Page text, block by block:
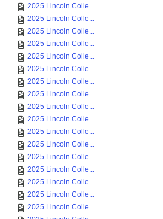
2025 Lincoln Colle...
2025 Lincoln Colle...
2025 Lincoln Colle...
2025 Lincoln Colle...
2025 Lincoln Colle...
2025 Lincoln Colle...
2025 Lincoln Colle...
2025 Lincoln Colle...
2025 Lincoln Colle...
2025 Lincoln Colle...
2025 Lincoln Colle...
2025 Lincoln Colle...
2025 Lincoln Colle...
2025 Lincoln Colle...
2025 Lincoln Colle...
2025 Lincoln Colle...
2025 Lincoln Colle...